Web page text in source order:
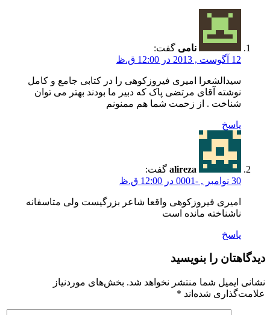
نامی گفت:
12 آگوست , 2013 در 12:00 ق.ظ
سیدالشعرا امیری فیروزکوهی را در کتابی جامع و کامل
نوشته آقای مرتضی پاک که دبیر ما بودند بهتر می توان
شناخت . از زحمت شما هم ممنونم
پاسخ
alireza گفت:
30 نوامبر , -0001 در 12:00 ق.ظ
امیری فیروزکوهی واقعا شاعر بزرگیست ولی متاسفانه
ناشناخته مانده است
پاسخ
دیدگاهتان را بنویسید
نشانی ایمیل شما منتشر نخواهد شد. بخش‌های موردنیاز
علامت‌گذاری شده‌اند *